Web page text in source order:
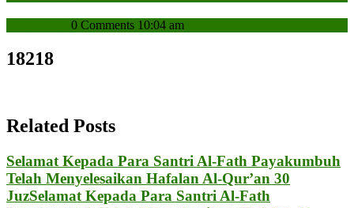
0 Comments 10:04 am
18218
Related Posts
Selamat Kepada Para Santri Al-Fath Payakumbuh
Telah Menyelesaikan Hafalan Al-Qur’an 30
JuzSelamat Kepada Para Santri Al-Fath